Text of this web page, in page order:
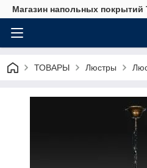
Магазин напольных покрытий
ТОВАРЫ Люстры